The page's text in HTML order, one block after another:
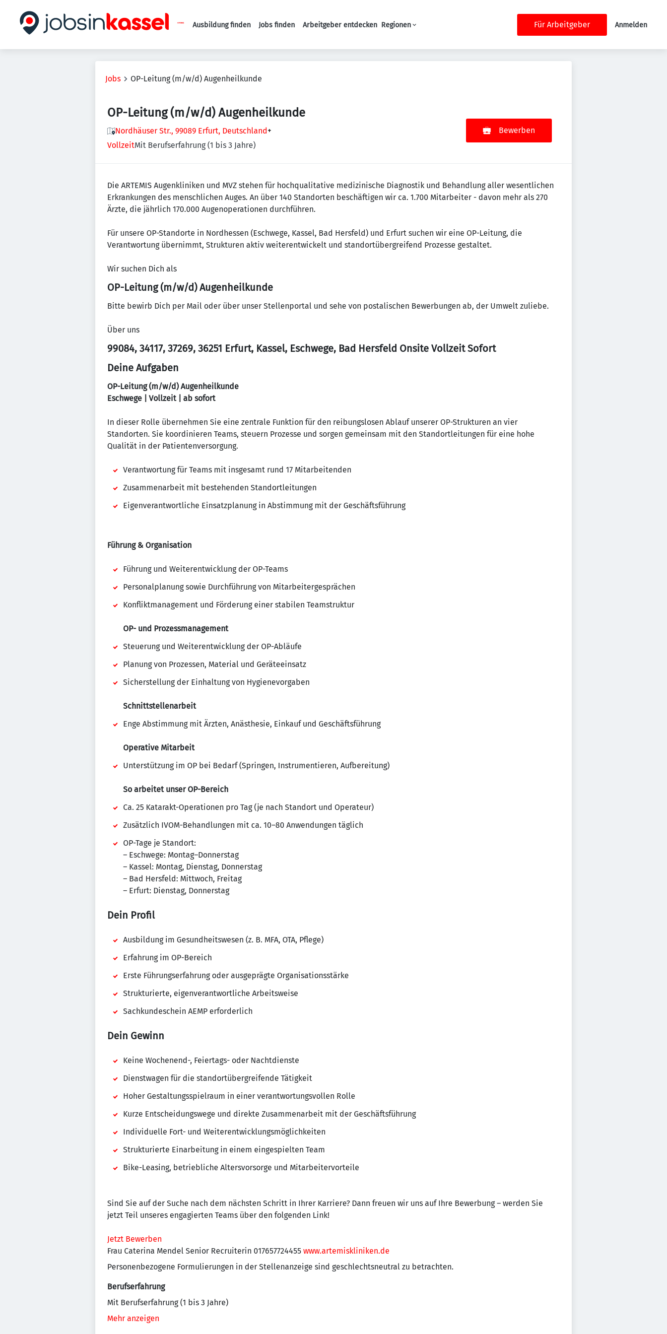
Haupt-Navigation
Ausbildung finden Jobs finden Arbeitgeber entdecken Regionen Für Arbeitgeber Anmelden
Jobs OP-Leitung (m/w/d) Augenheilkunde
OP-Leitung (m/w/d) Augenheilkunde
Nordhäuser Str., 99089 Erfurt, Deutschland+
VollzeitMit Berufserfahrung (1 bis 3 Jahre)
Bewerben
Die ARTEMIS Augenkliniken und MVZ stehen für hochqualitative medizinische Diagnostik und Behandlung aller wesentlichen
Erkrankungen des menschlichen Auges. An über 140 Standorten beschäftigen wir ca. 1.700 Mitarbeiter - davon mehr als 270
Ärzte, die jährlich 170.000 Augenoperationen durchführen.
Für unsere OP-Standorte in Nordhessen (Eschwege, Kassel, Bad Hersfeld) und Erfurt suchen wir eine OP-Leitung, die
Verantwortung übernimmt, Strukturen aktiv weiterentwickelt und standortübergreifend Prozesse gestaltet.
Wir suchen Dich als
OP-Leitung (m/w/d) Augenheilkunde
Bitte bewirb Dich per Mail oder über unser Stellenportal und sehe von postalischen Bewerbungen ab, der Umwelt zuliebe.
Über uns
99084, 34117, 37269, 36251 Erfurt, Kassel, Eschwege, Bad Hersfeld Onsite Vollzeit Sofort
Deine Aufgaben
OP-Leitung (m/w/d) Augenheilkunde
Eschwege | Vollzeit | ab sofort
In dieser Rolle übernehmen Sie eine zentrale Funktion für den reibungslosen Ablauf unserer OP-Strukturen an vier
Standorten. Sie koordinieren Teams, steuern Prozesse und sorgen gemeinsam mit den Standortleitungen für eine hohe
Qualität in der Patientenversorgung.
Verantwortung für Teams mit insgesamt rund 17 Mitarbeitenden
Zusammenarbeit mit bestehenden Standortleitungen
Eigenverantwortliche Einsatzplanung in Abstimmung mit der Geschäftsführung
Führung & Organisation
Führung und Weiterentwicklung der OP-Teams
Personalplanung sowie Durchführung von Mitarbeitergesprächen
Konfliktmanagement und Förderung einer stabilen Teamstruktur
OP- und Prozessmanagement
Steuerung und Weiterentwicklung der OP-Abläufe
Planung von Prozessen, Material und Geräteeinsatz
Sicherstellung der Einhaltung von Hygienevorgaben
Schnittstellenarbeit
Enge Abstimmung mit Ärzten, Anästhesie, Einkauf und Geschäftsführung
Operative Mitarbeit
Unterstützung im OP bei Bedarf (Springen, Instrumentieren, Aufbereitung)
So arbeitet unser OP-Bereich
Ca. 25 Katarakt-Operationen pro Tag (je nach Standort und Operateur)
Zusätzlich IVOM-Behandlungen mit ca. 10–80 Anwendungen täglich
OP-Tage je Standort:
– Eschwege: Montag–Donnerstag
– Kassel: Montag, Dienstag, Donnerstag
– Bad Hersfeld: Mittwoch, Freitag
– Erfurt: Dienstag, Donnerstag
Dein Profil
Ausbildung im Gesundheitswesen (z. B. MFA, OTA, Pflege)
Erfahrung im OP-Bereich
Erste Führungserfahrung oder ausgeprägte Organisationsstärke
Strukturierte, eigenverantwortliche Arbeitsweise
Sachkundeschein AEMP erforderlich
Dein Gewinn
Keine Wochenend-, Feiertags- oder Nachtdienste
Dienstwagen für die standortübergreifende Tätigkeit
Hoher Gestaltungsspielraum in einer verantwortungsvollen Rolle
Kurze Entscheidungswege und direkte Zusammenarbeit mit der Geschäftsführung
Individuelle Fort- und Weiterentwicklungsmöglichkeiten
Strukturierte Einarbeitung in einem eingespielten Team
Bike-Leasing, betriebliche Altersvorsorge und Mitarbeitervorteile
Sind Sie auf der Suche nach dem nächsten Schritt in Ihrer Karriere? Dann freuen wir uns auf Ihre Bewerbung – werden Sie
jetzt Teil unseres engagierten Teams über den folgenden Link!
Jetzt Bewerben
Frau Caterina Mendel Senior Recruiterin 017657724455 www.artemiskliniken.de
Personenbezogene Formulierungen in der Stellenanzeige sind geschlechtsneutral zu betrachten.
Berufserfahrung
Mit Berufserfahrung (1 bis 3 Jahre)
Mehr anzeigen